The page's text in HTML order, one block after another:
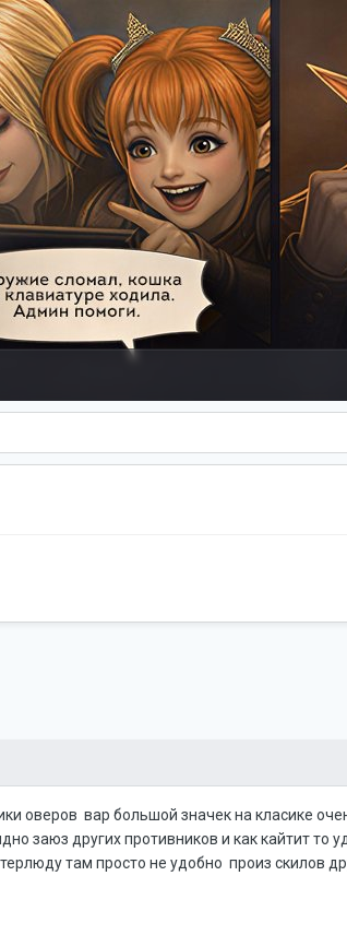
оверов вар большой значек на класике
заюз других противников и как кайтит то
там просто не удобно произ скилов